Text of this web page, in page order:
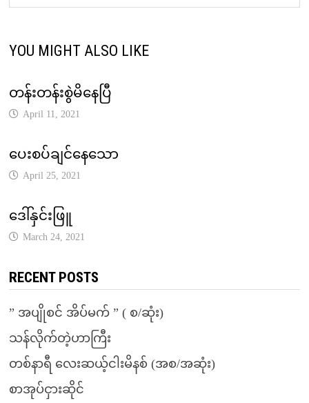
YOU MIGHT ALSO LIKE
တန်းတန်းစွဲမိနေပြီ
April 11, 2021
ပေးစပ်ချင်နေသော
April 25, 2021
ဒေါ်နှင်းဖြူ
March 24, 2021
RECENT POSTS
” အပျိုစင် အိပ်မက် ” ( စ/ဆုံး)
သန်လိုက်တဲ့ဟာကြီး
တစ်နာရီ လေးဆယ့်ငါးမိနစ် (အစ/အဆုံး)
စာအုပ်ငှားဆိုင်